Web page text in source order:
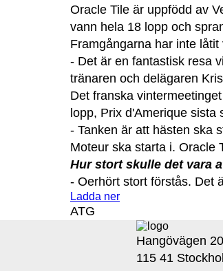
Oracle Tile är uppfödd av
vann hela 18 lopp och
Framgångarna har inte
- Det är en fantastisk resa
tränaren och delägaren
Det franska
lopp, Prix d'Amerique sista
- Tanken är att hästen ska
Moteur ska starta i. Oracle
Hur stort skulle det vara
- Oerhört stort förstås. Det
Ladda ner
ATG
Hangövägen 20
115 41